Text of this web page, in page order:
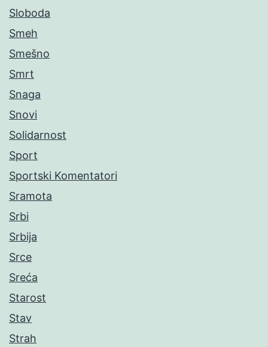
Sloboda
Smeh
Smešno
Smrt
Snaga
Snovi
Solidarnost
Sport
Sportski Komentatori
Sramota
Srbi
Srbija
Srce
Sreća
Starost
Stav
Strah